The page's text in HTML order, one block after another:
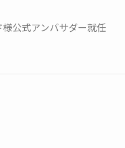
公式アンバサダー就任